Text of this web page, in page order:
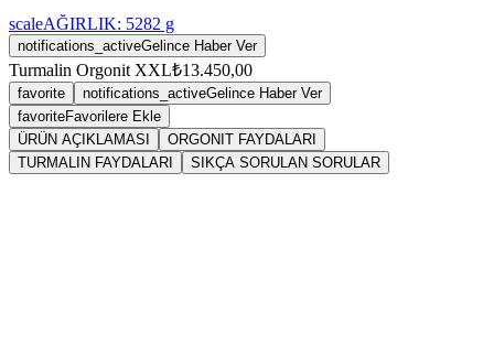
scaleAĞIRLIK: 5282 g
notifications_activeGelince Haber Ver
Turmalin Orgonit XXL₺13.450,00
favorite notifications_activeGelince Haber Ver
favoriteFavorilere Ekle
ÜRÜN AÇIKLAMASI
ORGONIT FAYDALARI
TURMALIN FAYDALARI
SIKÇA SORULAN SORULAR